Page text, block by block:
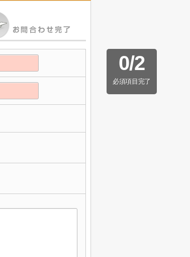
0/2
必須項目完了